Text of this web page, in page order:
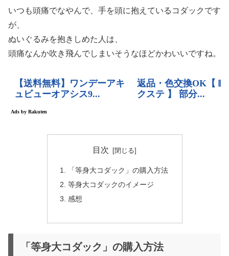
いつも頭痛でなやんで、手を頭に抱えているコダックです
が、
ぬいぐるみを抱きしめた人は、
頭痛なんか吹き飛んでしまいそうなほどかわいいですね。
目次
「等身大コダック」の購入方法
等身大コダックのイメージ
感想
「等身大コダック」の購入方法